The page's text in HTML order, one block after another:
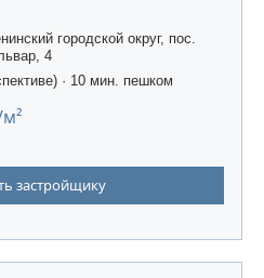
городской округ, пос.
4
· 10 мин. пешком
застройщику